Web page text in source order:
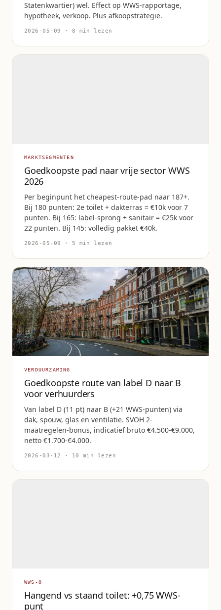
Statenkwartier) wel. Effect op WWS-rapportage,
hypotheek, verkoop. Plus afkoopstrategie.
2026-05-09 · 8 min lezen
MARKTSEGMENTEN
Goedkoopste pad naar vrije sector WWS
2026
Per beginpunt het cheapest-route-pad naar 187+.
Bij 180 punten: 2e toilet + dakterras = €10k voor 7
punten. Bij 165: label-sprong + sanitair = €25k voor
22 punten. Bij 145: volledig pakket €40k.
2026-05-09 · 5 min lezen
VERDUURZAMING
Goedkoopste route van label D naar B
voor verhuurders
Van label D (11 pt) naar B (+21 WWS-punten) via
dak, spouw, glas en ventilatie. SVOH 2-
maatregelen-bonus, indicatief bruto €4.500-€9.000,
netto €1.700-€4.000.
2026-03-12 · 10 min lezen
WWS-O
Hangend vs staand toilet: +0,75 WWS-
punt